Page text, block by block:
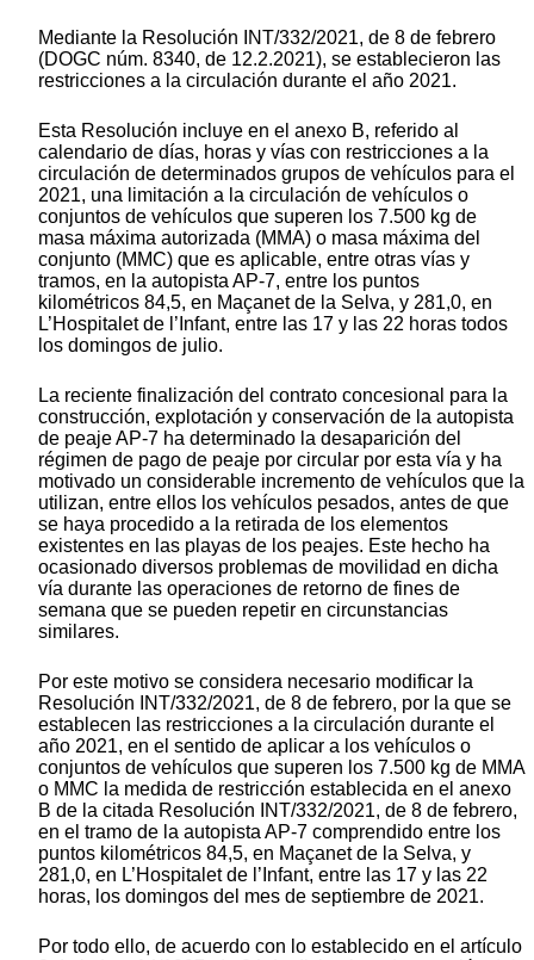
Mediante la Resolución INT/332/2021, de 8 de febrero
(DOGC núm. 8340, de 12.2.2021), se establecieron las
restricciones a la circulación durante el año 2021.
Esta Resolución incluye en el anexo B, referido al
calendario de días, horas y vías con restricciones a la
circulación de determinados grupos de vehículos para el
2021, una limitación a la circulación de vehículos o
conjuntos de vehículos que superen los 7.500 kg de
masa máxima autorizada (MMA) o masa máxima del
conjunto (MMC) que es aplicable, entre otras vías y
tramos, en la autopista AP-7, entre los puntos
kilométricos 84,5, en Maçanet de la Selva, y 281,0, en
L’Hospitalet de l’Infant, entre las 17 y las 22 horas todos
los domingos de julio.
La reciente finalización del contrato concesional para la
construcción, explotación y conservación de la autopista
de peaje AP-7 ha determinado la desaparición del
régimen de pago de peaje por circular por esta vía y ha
motivado un considerable incremento de vehículos que la
utilizan, entre ellos los vehículos pesados, antes de que
se haya procedido a la retirada de los elementos
existentes en las playas de los peajes. Este hecho ha
ocasionado diversos problemas de movilidad en dicha
vía durante las operaciones de retorno de fines de
semana que se pueden repetir en circunstancias
similares.
Por este motivo se considera necesario modificar la
Resolución INT/332/2021, de 8 de febrero, por la que se
establecen las restricciones a la circulación durante el
año 2021, en el sentido de aplicar a los vehículos o
conjuntos de vehículos que superen los 7.500 kg de MMA
o MMC la medida de restricción establecida en el anexo
B de la citada Resolución INT/332/2021, de 8 de febrero,
en el tramo de la autopista AP-7 comprendido entre los
puntos kilométricos 84,5, en Maçanet de la Selva, y
281,0, en L’Hospitalet de l’Infant, entre las 17 y las 22
horas, los domingos del mes de septiembre de 2021.
Por todo ello, de acuerdo con lo establecido en el artículo